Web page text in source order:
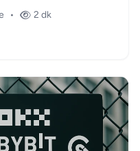
• 2 dk